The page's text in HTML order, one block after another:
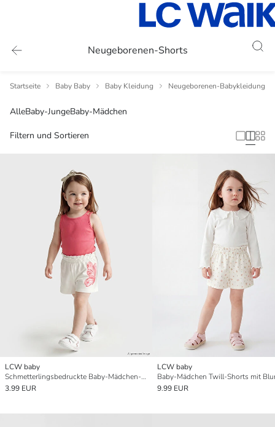
Neugeborenen-Shorts
Startseite Baby Baby Baby Kleidung Neugeborenen-Babykleidung
AlleBaby-JungeBaby-Mädchen
Filtern und Sortieren
LCW baby
Schmetterlingsbedruckte Baby-Mädchen-Shorts
3.99 EUR
LCW baby
9.99 EUR